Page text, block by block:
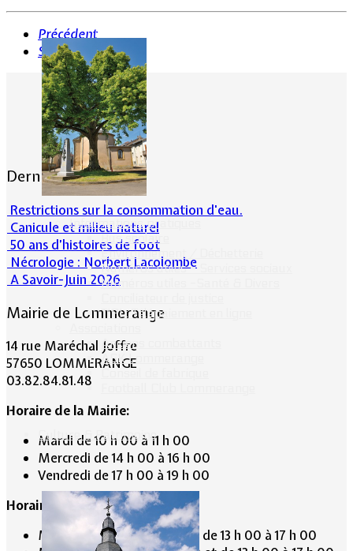
Informations pratiques
Bus scolaire
Environnement / Déchetterie
Numéros utiles - Services sociaux
Numéros utiles -Santé & Divers
TIPI : Télépaiement en ligne
Anciens combattants
ASK Lommerange
Conseil de fabrique
Culture & Patrimoine
Précédent
Suivant
Dernières actualités
Restrictions sur la consommation d'eau.
Canicule et milieu naturel
50 ans d’histoires de foot
Nécrologie : Norbert Lacolombe
A Savoir-Juin 2026
Mairie de Lommerange
14 rue Maréchal Joffre
57650 LOMMERANGE
03.82.84.81.48
Horaire de la Mairie:
Mardi de 10 h 00 à 11 h 00
Mercredi de 14 h 00 à 16 h 00
Vendredi de 17 h 00 à 19 h 00
Horaire du Secrétariat :
Mardi de 9 h 30 à 12 h 30 et de 13 h 00 à 17 h 00